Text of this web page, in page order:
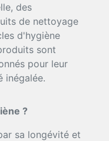
des
de nettoyage
d'hygiène
sont
pour leur
inégalée.
?
sa longévité et